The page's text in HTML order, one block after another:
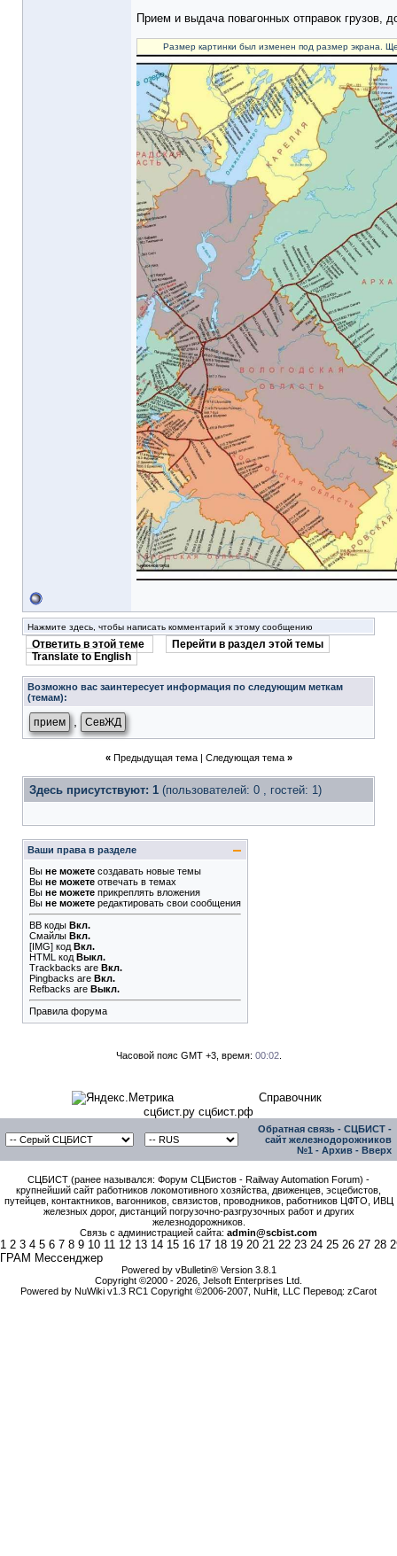
Прием и выдача повагонных отправок грузов,
Размер картинки был изменен под размер экрана.
Нажмите здесь, чтобы написать комментарий к этому сообщению
Ответить в этой теме
Перейти в раздел этой темы
Translate to English
Возможно вас заинтересует информация по следующим меткам
(темам):
прием СевЖД
« Предыдущая тема| Следующая тема »
Здесь присутствуют: 1 (пользователей: 0 , гостей: 1)
Ваши права в разделе
Вы не можете создавать новые темы
Вы не можете отвечать в темах
Вы не можете прикреплять вложения
Вы не можете редактировать свои сообщения
BB коды Вкл.
Смайлы Вкл.
[IMG] код Вкл.
HTML код Выкл.
Trackbacks are Вкл.
Pingbacks are Вкл.
Refbacks are Выкл.
Правила форума
Часовой пояс GMT +3, время: 00:02.
Справочник
сцбист.ру сцбист.рф
Обратная связь - СЦБИСТ -
сайт железнодорожников
№1 - Архив - Вверх
СЦБИСТ (ранее назывался: Форум СЦБистов - Railway Automation Forum) -
крупнейший сайт работников локомотивного хозяйства, движенцев, эсцебистов,
путейцев, контактников, вагонников, связистов, проводников, работников ЦФТО, ИВЦ
железных дорог, дистанций погрузочно-разгрузочных работ и других
железнодорожников.
Связь с администрацией сайта: admin@scbist.com
1 2 3 4 5 6 7 8 9 10 11 12 13 14 15 16 17 18 19 20 21 22 23 24 25 26 27 28
ГРАМ Мессенджер
Powered by vBulletin® Version 3.8.1
Copyright ©2000 - 2026, Jelsoft Enterprises Ltd.
Powered by NuWiki v1.3 RC1 Copyright ©2006-2007, NuHit, LLC Перевод: zCarot